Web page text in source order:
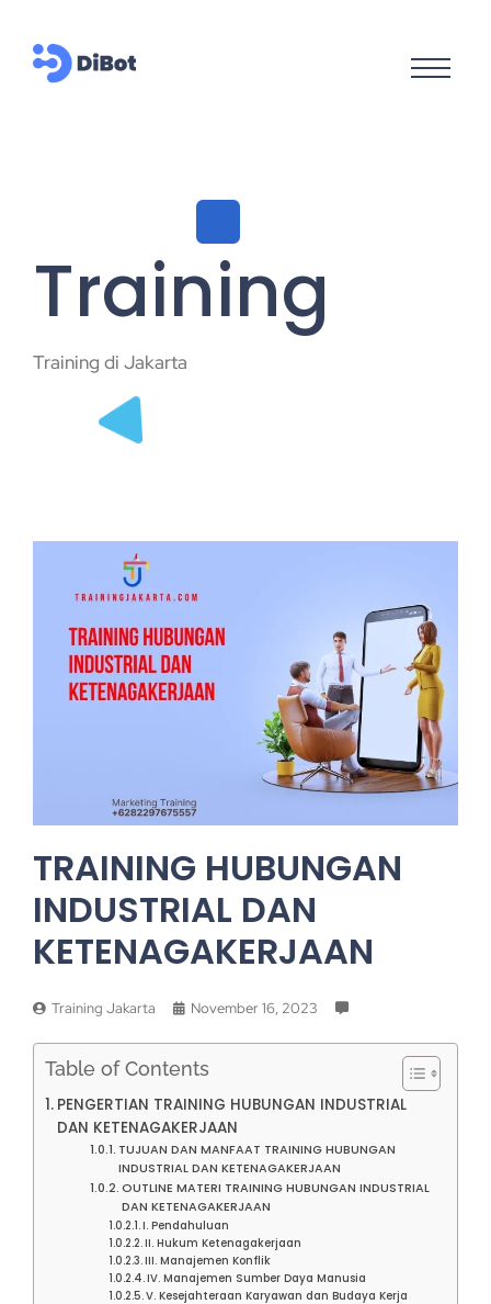
Training
Training di Jakarta
TRAINING HUBUNGAN
INDUSTRIAL DAN
KETENAGAKERJAAN
Training Jakarta November 16, 2023
Table of Contents
PENGERTIAN TRAINING HUBUNGAN INDUSTRIAL
DAN KETENAGAKERJAAN
TUJUAN DAN MANFAAT TRAINING HUBUNGAN
INDUSTRIAL DAN KETENAGAKERJAAN
OUTLINE MATERI TRAINING HUBUNGAN INDUSTRIAL
DAN KETENAGAKERJAAN
I. Pendahuluan
II. Hukum Ketenagakerjaan
III. Manajemen Konflik
IV. Manajemen Sumber Daya Manusia
V. Kesejahteraan Karyawan dan Budaya Kerja